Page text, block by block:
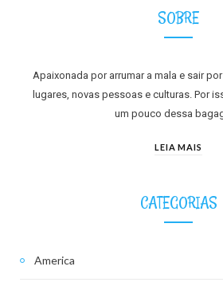
SOBRE
Apaixonada por arrumar a mala e sair
lugares, novas pessoas e culturas. Por
um pouco dessa
LEIA MAIS
CATEGORIAS
America